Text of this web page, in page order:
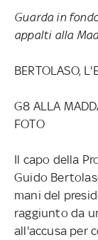
Guarda in
appalti alla
BERTOLASO,
G8 ALLA
FOTO
Il capo della
Guido
mani del
raggiunto da
all'accusa per